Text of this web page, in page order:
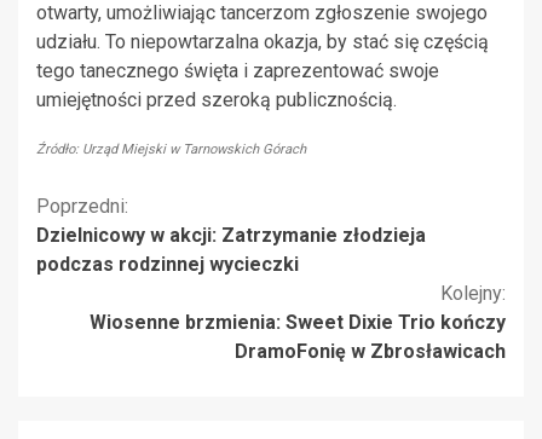
otwarty, umożliwiając tancerzom zgłoszenie swojego
udziału. To niepowtarzalna okazja, by stać się częścią
tego tanecznego święta i zaprezentować swoje
umiejętności przed szeroką publicznością.
Źródło: Urząd Miejski w Tarnowskich Górach
Kontynuuj
czytanie
Poprzedni:
Dzielnicowy w akcji: Zatrzymanie złodzieja
podczas rodzinnej wycieczki
Kolejny:
Wiosenne brzmienia: Sweet Dixie Trio kończy
DramoFonię w Zbrosławicach